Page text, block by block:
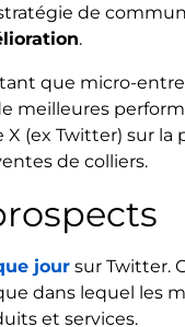
de
.
que micro-
meilleures
(ex Twitter) sur la
de colliers.
jour sur Twitter.
dans lequel les
et services.